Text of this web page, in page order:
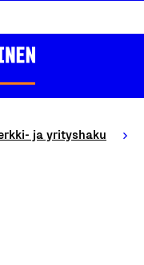
ja yrityshaku